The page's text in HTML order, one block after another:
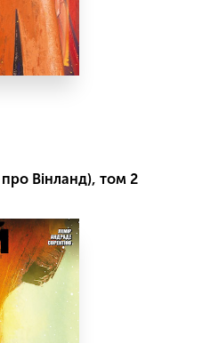
Вінланд), том 2